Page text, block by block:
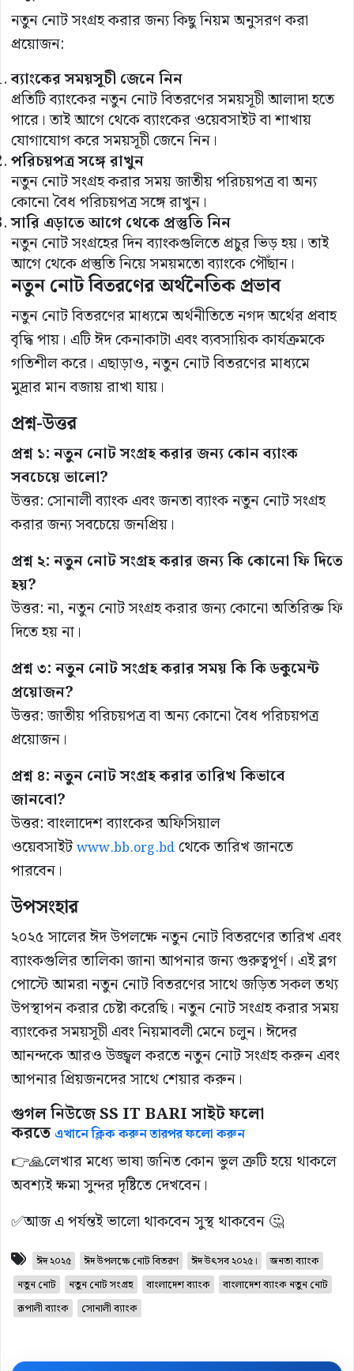
নতুন নোট সংগ্রহ করার জন্য কিছু নিয়ম অনুসরণ করা
প্রয়োজন:
ব্যাংকের সময়সূচী জেনে নিন
প্রতিটি ব্যাংকের নতুন নোট বিতরণের সময়সূচী আলাদা হতে
পারে। তাই আগে থেকে ব্যাংকের ওয়েবসাইট বা শাখায়
যোগাযোগ করে সময়সূচী জেনে নিন।
পরিচয়পত্র সঙ্গে রাখুন
নতুন নোট সংগ্রহ করার সময় জাতীয় পরিচয়পত্র বা অন্য
কোনো বৈধ পরিচয়পত্র সঙ্গে রাখুন।
সারি এড়াতে আগে থেকে প্রস্তুতি নিন
নতুন নোট সংগ্রহের দিন ব্যাংকগুলিতে প্রচুর ভিড় হয়। তাই
আগে থেকে প্রস্তুতি নিয়ে সময়মতো ব্যাংকে পৌঁছান।
নতুন নোট বিতরণের অর্থনৈতিক প্রভাব
নতুন নোট বিতরণের মাধ্যমে অর্থনীতিতে নগদ অর্থের প্রবাহ
বৃদ্ধি পায়। এটি ঈদ কেনাকাটা এবং ব্যবসায়িক কার্যক্রমকে
গতিশীল করে। এছাড়াও, নতুন নোট বিতরণের মাধ্যমে
মুদ্রার মান বজায় রাখা যায়।
প্রশ্ন-উত্তর
প্রশ্ন ১: নতুন নোট সংগ্রহ করার জন্য কোন ব্যাংক
সবচেয়ে ভালো?
উত্তর: সোনালী ব্যাংক এবং জনতা ব্যাংক নতুন নোট সংগ্রহ
করার জন্য সবচেয়ে জনপ্রিয়।
প্রশ্ন ২: নতুন নোট সংগ্রহ করার জন্য কি কোনো ফি দিতে
হয়?
উত্তর: না, নতুন নোট সংগ্রহ করার জন্য কোনো অতিরিক্ত ফি
দিতে হয় না।
প্রশ্ন ৩: নতুন নোট সংগ্রহ করার সময় কি কি ডকুমেন্ট
প্রয়োজন?
উত্তর: জাতীয় পরিচয়পত্র বা অন্য কোনো বৈধ পরিচয়পত্র
প্রয়োজন।
প্রশ্ন ৪: নতুন নোট সংগ্রহ করার তারিখ কিভাবে
জানবো?
উত্তর: বাংলাদেশ ব্যাংকের অফিসিয়াল
ওয়েবসাইটwww.bb.org.bd থেকে তারিখ জানতে
পারবেন।
উপসংহার
২০২৫ সালের ঈদ উপলক্ষে নতুন নোট বিতরণের তারিখ এবং
ব্যাংকগুলির তালিকা জানা আপনার জন্য গুরুত্বপূর্ণ। এই ব্লগ
পোস্টে আমরা নতুন নোট বিতরণের সাথে জড়িত সকল তথ্য
উপস্থাপন করার চেষ্টা করেছি। নতুন নোট সংগ্রহ করার সময়
ব্যাংকের সময়সূচী এবং নিয়মাবলী মেনে চলুন। ঈদের
আনন্দকে আরও উজ্জ্বল করতে নতুন নোট সংগ্রহ করুন এবং
আপনার প্রিয়জনদের সাথে শেয়ার করুন।
গুগল নিউজে SS IT BARI সাইট ফলো
করতে এখানে ক্লিক করুন তারপর ফলো করুন
👉🙏লেখার মধ্যে ভাষা জনিত কোন ভুল ত্রুটি হয়ে থাকলে
অবশ্যই ক্ষমা সুন্দর দৃষ্টিতে দেখবেন।
✅আজ এ পর্যন্তই ভালো থাকবেন সুস্থ থাকবেন 🤔
ঈদ ২০২৫ ঈদ উপলক্ষে নোট বিতরণ ঈদ উৎসব ২০২৫।
জনতা ব্যাংক
নতুন নোট
নতুন নোট সংগ্রহ বাংলাদেশ ব্যাংক
বাংলাদেশ ব্যাংক নতুন নোট
রূপালী ব্যাংক
সোনালী ব্যাংক